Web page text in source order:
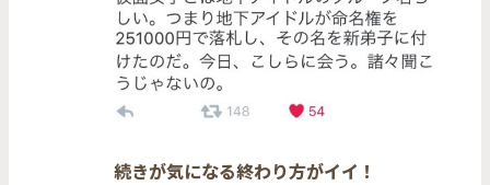
続きが気になる終わり方がイイ！